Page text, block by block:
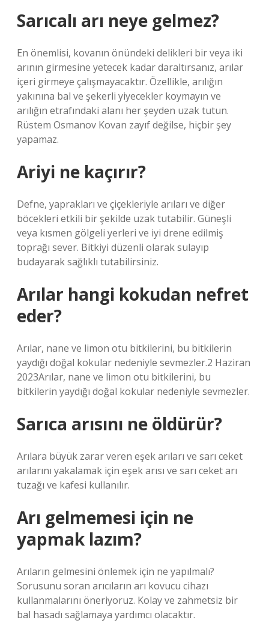
Sarıcalı arı neye gelmez?
En önemlisi, kovanın önündeki delikleri bir veya iki
arının girmesine yetecek kadar daraltırsanız, arılar
içeri girmeye çalışmayacaktır. Özellikle, arılığın
yakınına bal ve şekerli yiyecekler koymayın ve
arılığın etrafındaki alanı her şeyden uzak tutun.
Rüstem Osmanov Kovan zayıf değilse, hiçbir şey
yapamaz.
Ariyi ne kaçırır?
Defne, yaprakları ve çiçekleriyle arıları ve diğer
böcekleri etkili bir şekilde uzak tutabilir. Güneşli
veya kısmen gölgeli yerleri ve iyi drene edilmiş
toprağı sever. Bitkiyi düzenli olarak sulayıp
budayarak sağlıklı tutabilirsiniz.
Arılar hangi kokudan nefret
eder?
Arılar, nane ve limon otu bitkilerini, bu bitkilerin
yaydığı doğal kokular nedeniyle sevmezler.2 Haziran
2023Arılar, nane ve limon otu bitkilerini, bu
bitkilerin yaydığı doğal kokular nedeniyle sevmezler.
Sarıca arısını ne öldürür?
Arılara büyük zarar veren eşek arıları ve sarı ceket
arılarını yakalamak için eşek arısı ve sarı ceket arı
tuzağı ve kafesi kullanılır.
Arı gelmemesi için ne
yapmak lazım?
Arıların gelmesini önlemek için ne yapılmalı?
Sorusunu soran arıcıların arı kovucu cihazı
kullanmalarını öneriyoruz. Kolay ve zahmetsiz bir
bal hasadı sağlamaya yardımcı olacaktır.